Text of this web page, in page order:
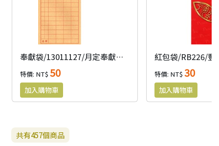
奉獻袋/13011127/月定奉獻袋-赤牛皮(20入小)
特價: NT$50
紅包袋/RB226/豐
特價: NT$30
共有457個商品